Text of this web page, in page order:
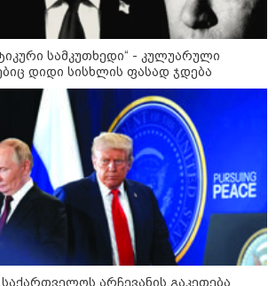
10:52 / 06-08-2026
ვაშინგტონს რაკეტების
დეფიციტი აქვს? - მედიის
ცნობით, დონალდ ტრამპი პიტ
ჰეგსეთს დაუპირისპირდა:
დეტალები
23:45 / 05-08-2026
ტრაგედია შოტლანდიაში - 35
წლის მამას 9 წლის
ქალიშვილის მკვლელობაში
ედება ბრალი
სამკუთხედი“ - კულუარული
დიდი სისხლის ფასად ჯდება
არჩევანის გაკეთება